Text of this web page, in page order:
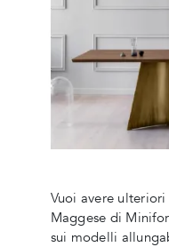
Vuoi avere
Maggese di
sui modelli